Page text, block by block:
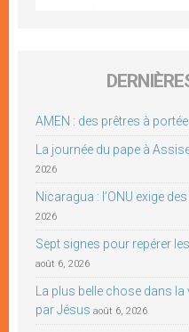
AMEN : des prêtres à
La journée du pape à
2026
Nicaragua : l’ONU exige
2026
Sept signes pour repérer
août 6, 2026
La plus belle chose dans la
par Jésus août 6, 2026